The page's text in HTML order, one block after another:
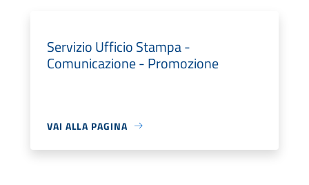
Servizio Ufficio Stampa -
Comunicazione - Promozione
VAI ALLA PAGINA